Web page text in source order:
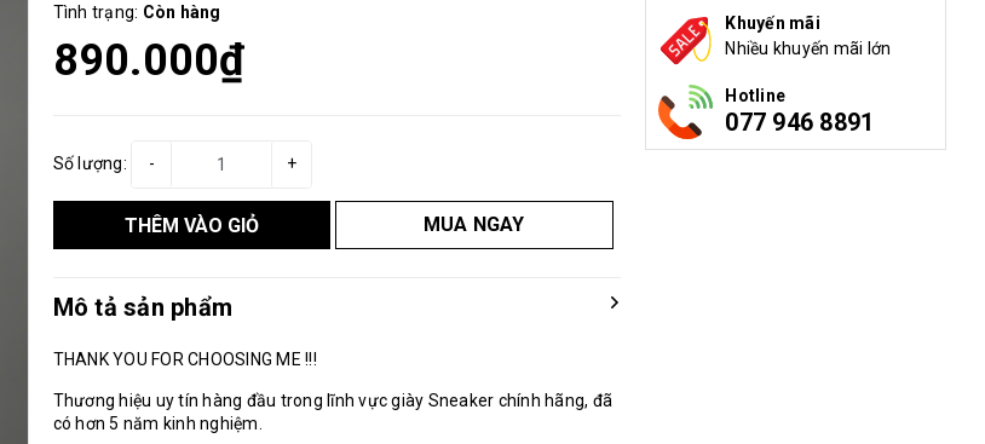
Tình trạng: Còn hàng
890.000₫
Số lượng: +
-
THÊM VÀO GIỎ MUA NGAY
Mô tả sản phẩm
THANK YOU FOR CHOOSING ME !!!
Thương hiệu uy tín hàng đầu trong lĩnh vực giày Sneaker chính hãng, đã
có hơn 5 năm kinh nghiệm.
Khuyến mãi
Nhiều khuyến mãi lớn
Hotline
077 946 8891